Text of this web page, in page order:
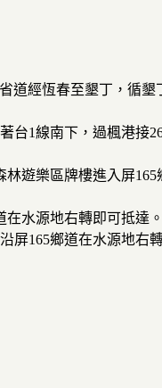
道經恆春至墾丁，循墾
台1線南下，過楓港接
遊樂區牌樓進入屏165
水源地右轉即可抵達。
屏165鄉道在水源地右